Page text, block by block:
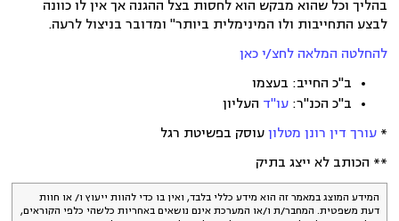
בהליך וכל שהוא מבקש הוא לחסות בצל ההגנה אך אין לו כוונה
לבצע התחייבות ולו המינימלית ביותר" ומדובר בניצול לרעה.
להחלטה המלאה לחצ/י כאן
ב"כ החייב: בעצמו
ב"כ הכנ"ר: עו"ד העליון
* עורך דין רונן מטלוןעוסק בפשיטת רגל
** הכותב לא ייצג בתיק
המידע המוצג במאמר זה הוא מידע כללי בלבד, ואין בו כדי להוות ייעוץ ו/ או חוות
דעת משפטית. המחבר/ת ו/או המערכת אינם נושאים באחריות כלשהי כלפי הקוראים,